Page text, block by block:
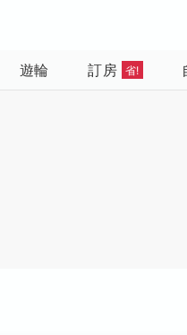
遊輪 訂房 省!